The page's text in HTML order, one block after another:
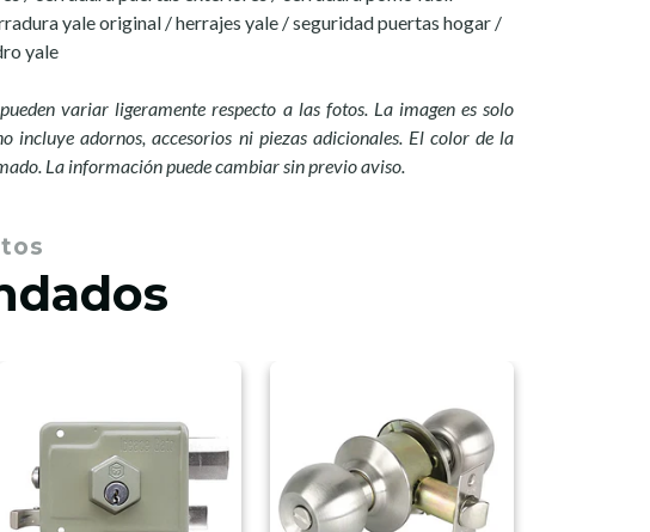
yale original / herrajes yale / seguridad puertas hogar /
yale
variar ligeramente respecto a las fotos. La imagen es solo
incluye adornos, accesorios ni piezas adicionales. El color de la
La información puede cambiar sin previo aviso.